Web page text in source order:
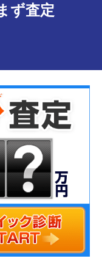
ず査定